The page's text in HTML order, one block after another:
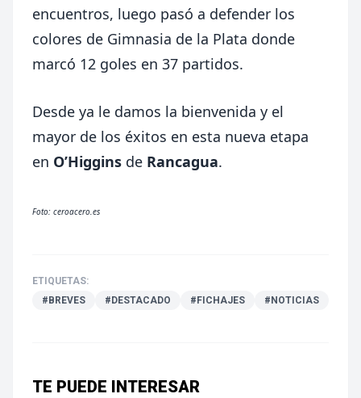
encuentros, luego pasó a defender los
colores de Gimnasia de la Plata donde
marcó 12 goles en 37 partidos.
Desde ya le damos la bienvenida y el
mayor de los éxitos en esta nueva etapa
en O’Higgins de Rancagua.
Foto: ceroacero.es
ETIQUETAS:
#BREVES
#DESTACADO #FICHAJES #NOTICIAS
TE PUEDE INTERESAR